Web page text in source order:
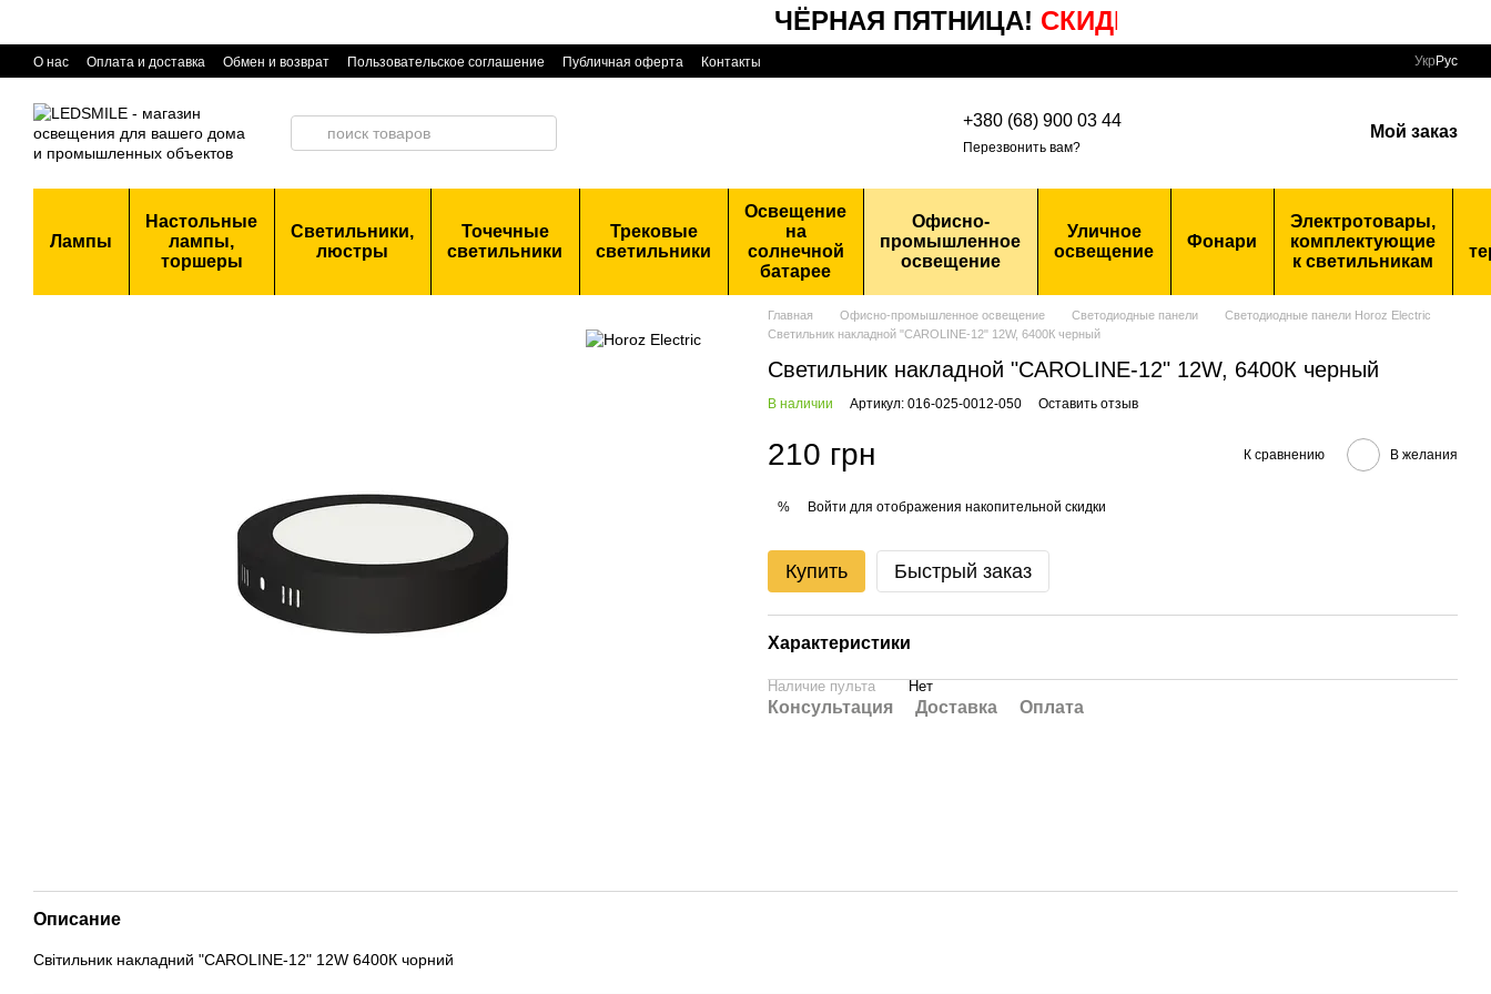
ЧЁРНАЯ ПЯТНИЦА!СКИДКИ
О нас Оплата и доставка Обмен и возврат Пользовательское соглашение Публичная оферта Контакты Укр Рус
+380 (68) 900 03 44
Перезвонить вам?
Мой заказ
Лампы
Настольные
лампы,
торшеры
Светильники,
люстры
Точечные
светильники
Трековые
светильники
Освещение
на
солнечной
батарее
Офисно-
промышленное
освещение
Уличное
освещение
Фонари
Электротовары,
комплектующие
к светильникам
Главная Офисно-промышленное освещение Светодиодные панели
Светодиодные панели Horoz Electric
Светильник накладной "CAROLINE-12" 12W, 6400К черный
Светильник накладной "CAROLINE-12" 12W, 6400К черный
В наличии Артикул: 016-025-0012-050 Оставить отзыв
210 грн К сравнению В желания
% Войти для отображения накопительной скидки
Купить Быстрый заказ
Характеристики
Наличие пульта Нет
Консультация Доставка Оплата
Описание
Світильник накладний "CAROLINE-12" 12W 6400К чорний